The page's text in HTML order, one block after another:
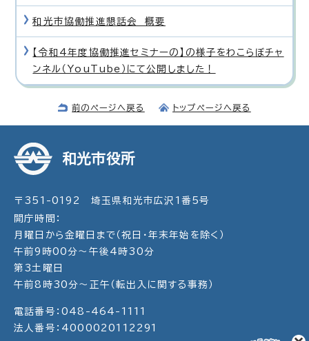
和光市協働推進懇話会 概要
【令和4年度協働推進セミナーの】の様子をわこらぼチャ
ンネル（YouTube）にて公開しました！
前のページへ戻る トップページへ戻る
和光市役所
〒351-0192 埼玉県和光市広沢1番5号
開庁時間：
月曜日から金曜日まで（祝日・年末年始を除く）
午前9時00分～午後4時30分
第3土曜日
午前8時30分～正午（転出入に関する事務）
電話番号：048-464-1111
法人番号：4000020112291